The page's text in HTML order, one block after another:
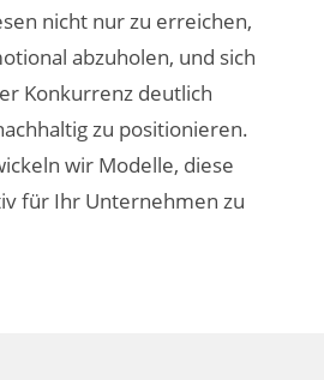
nicht nur zu erreichen,
abzuholen, und sich
Konkurrenz deutlich
zu positionieren.
wir Modelle, diese
für Ihr Unternehmen zu